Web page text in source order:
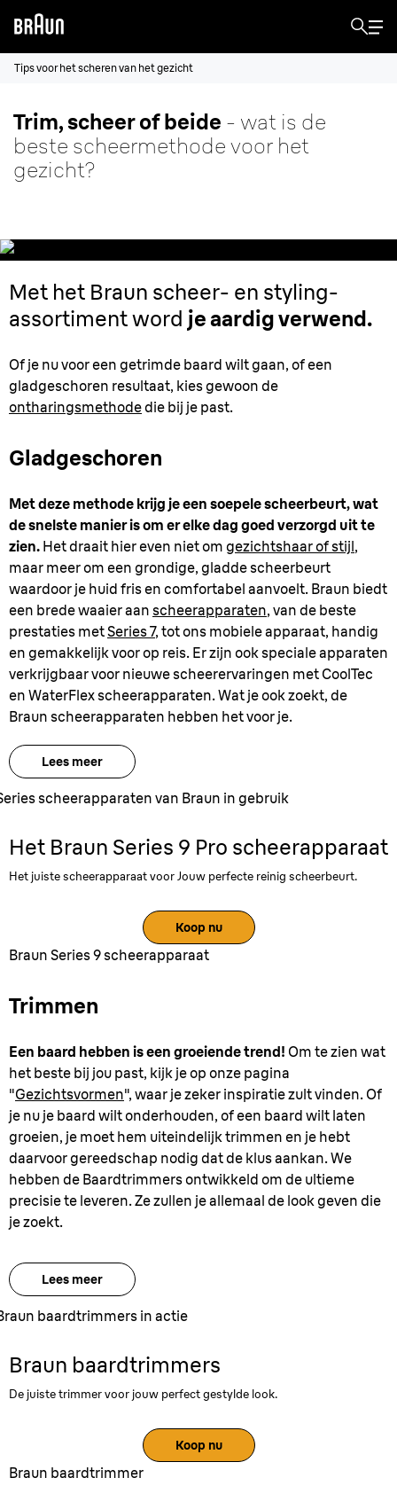
Tips voor het scheren van het gezicht
Trim, scheer of beide - wat is de
beste scheermethode voor het
gezicht?
Met het Braun scheer- en styling-
assortiment word je aardig verwend.
Of je nu voor een getrimde baard wilt gaan, of een
gladgeschoren resultaat, kies gewoon de
ontharingsmethodedie bij je past.
Gladgeschoren
Met deze methode krijg je een soepele scheerbeurt, wat
de snelste manier is om er elke dag goed verzorgd uit te
zien. Het draait hier even niet om gezichtshaar of stijl,
maar meer om een grondige, gladde scheerbeurt
waardoor je huid fris en comfortabel aanvoelt. Braun biedt
een brede waaier aan scheerapparaten, van de beste
prestaties metSeries 7, tot ons mobiele apparaat, handig
en gemakkelijk voor op reis. Er zijn ook speciale apparaten
verkrijgbaar voor nieuwe scheerervaringen met CoolTec
en WaterFlex scheerapparaten. Wat je ook zoekt, de
Braun scheerapparaten hebben het voor je.
Lees meer
scheerapparaten van Braun in gebruik
Het Braun Series 9 Pro scheerapparaat
Het juiste scheerapparaat voor Jouw perfecte reinig scheerbeurt.
Koop nu
Braun Series 9 scheerapparaat
Trimmen
Een baard hebben is een groeiende trend! Om te zien wat
het beste bij jou past, kijk je op onze pagina
"Gezichtsvormen", waar je zeker inspiratie zult vinden. Of
je nu je baard wilt onderhouden, of een baard wilt laten
groeien, je moet hem uiteindelijk trimmen en je hebt
daarvoor gereedschap nodig dat de klus aankan. We
hebben de Baardtrimmers ontwikkeld om de ultieme
precisie te leveren. Ze zullen je allemaal de look geven die
je zoekt.
Lees meer
baardtrimmers in actie
Braun baardtrimmers
De juiste trimmer voor jouw perfect gestylde look.
Koop nu
Braun baardtrimmer